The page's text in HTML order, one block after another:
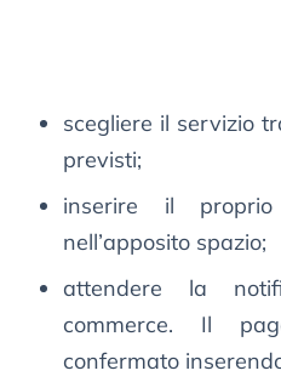
scegliere il servizio
previsti;
inserire il
nell’apposito spazio;
attendere la
commerce. Il
confermato